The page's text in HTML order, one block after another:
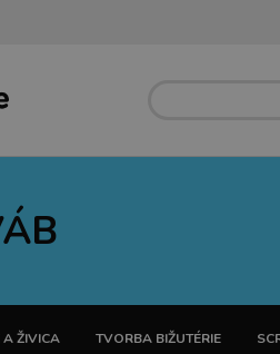
ŽIVICA TVORBA BIŽUTÉRIE